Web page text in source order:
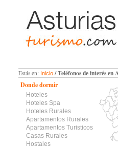
Estás en: Inicio/ Teléfonos de interés en
Donde dormir
Hoteles
Hoteles Spa
Hoteles Rurales
Apartamentos Rurales
Apartamentos Turisticos
Casas Rurales
Hostales